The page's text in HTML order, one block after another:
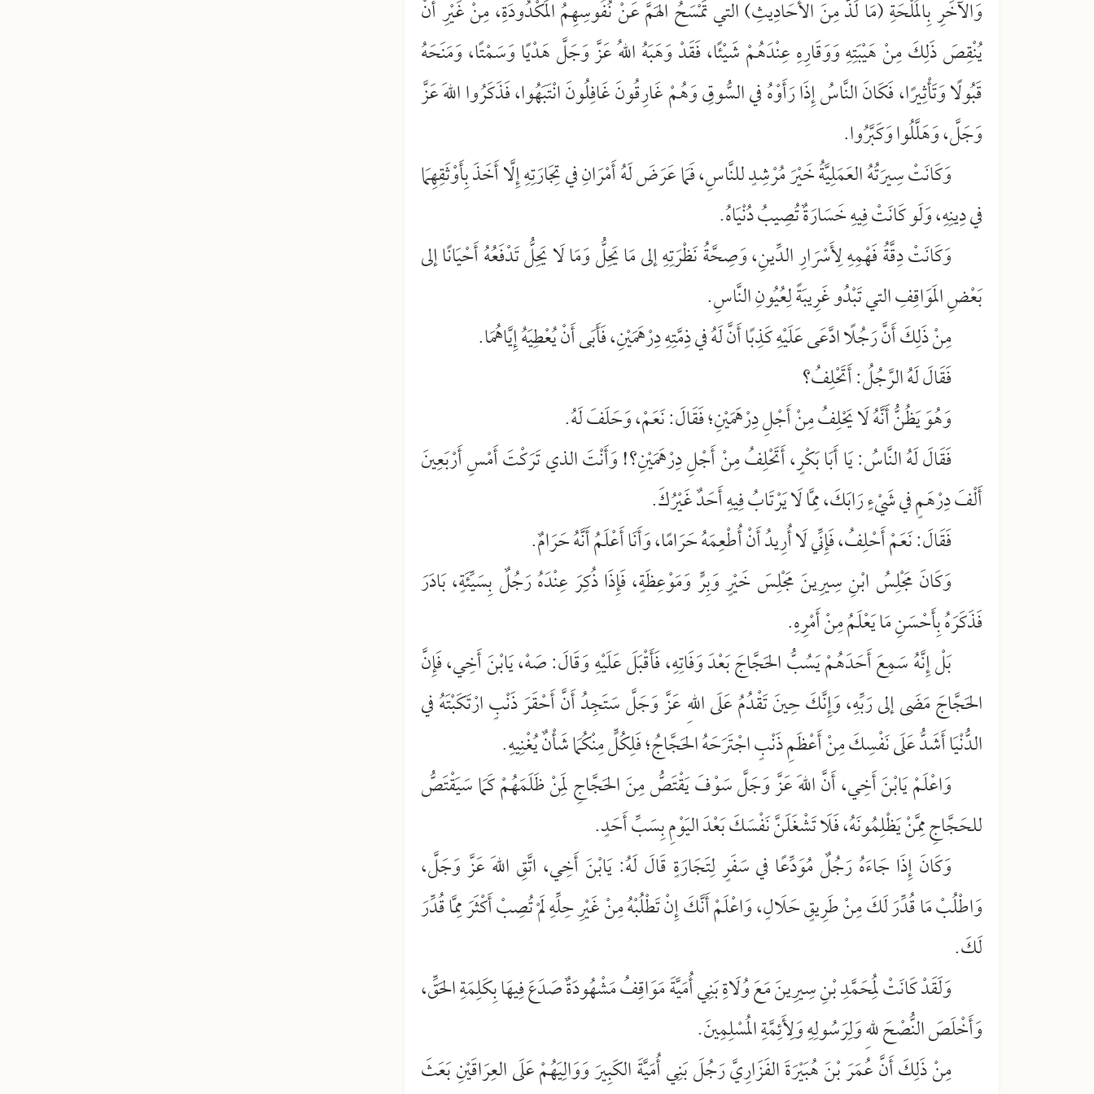
وَالآخَرِ بِالمُلْحَةِ (مَا لَذَّ مِنَ الأَحَادِيثِ) التي تَمْسَحُ الهَمَّ عَنْ نُفُوسِهِمُ المَكْدُودَةِ، مِنْ غَيْرِ أَنْ
يُنْقِصَ ذَلِكَ مِنْ هَيْبَتِهِ وَوَقَارِهِ عِنْدَهُمْ شَيْئًا، فَقَدْ وَهَبَهُ اللهُ عَزَّ وَجَلَّ هَدْيًا وَسَمْتًا، وَمَنَحَهُ
قَبُولًا وَتَأْثِيرًا، فَكَانَ النَّاسُ إِذَا رَأَوْهُ في السُّوقِ وَهُمْ غَارِقُونَ غَافِلُونَ انْتَبَهُوا، فَذَكَرُوا اللهَ عَزَّ
وَجَلَّ، وَهَلَّلُوا وَكَبَّرُوا.
وَكَانَتْ سِيرَتُهُ العَمَلِيَّةُ خَيْرَ مُرْشِدٍ للنَّاسِ، فَمَا عَرَضَ لَهُ أَمْرَانِ في تِجَارَتِهِ إِلَّا أَخَذَ بِأَوْثَقِهِمَا
في دِينِهِ، وَلَو كَانَتْ فِيهِ خَسَارَةٌ تُصِيبُ دُنْيَاهُ.
وَكَانَتْ دِقَّةُ فَهْمِهِ لِأَسْرَارِ الدِّينِ، وَصِحَّةُ نَظْرَتِهِ إلى مَا يَحِلُّ وَمَا لَا يَحِلُّ تَدْفَعُهُ أَحْيَانًا إلى
بَعْضِ المَوَاقِفِ التي تَبْدُو غَرِيبَةً لِعُيُونِ النَّاسِ.
مِنْ ذَلِكَ أَنَّ رَجُلًا ادَّعَى عَلَيْهِ كَذِبًا أَنَّ لَهُ في ذِمَّتِهِ دِرْهَمَيْنِ، فَأَبَى أَنْ يُعْطِيَهُ إِيَّاهُمَا.
فَقَالَ لَهُ الرَّجُلُ: أَتَحْلِفُ؟
وَهُوَ يَظُنُّ أَنَّهُ لَا يَحْلِفُ مِنْ أَجْلِ دِرْهَمَيْنِ؛ فَقَالَ: نَعَمْ، وَحَلَفَ لَهُ.
فَقَالَ لَهُ النَّاسُ: يَا أَبَا بَكْرٍ، أَتَحْلِفُ مِنْ أَجْلِ دِرْهَمَيْنِ؟! وَأَنْتَ الذي تَرَكْتَ أَمْسِ أَرْبَعِينَ
أَلْفَ دِرْهَمٍ في شَيْءٍ رَابَكَ، مِمَّا لَا يَرْتَابُ فِيهِ أَحَدٌ غَيْرُكَ.
فَقَالَ: نَعَمْ أَحْلِفُ، فَإِنِّي لَا أُرِيدُ أَنْ أُطْعِمَهُ حَرَامًا، وَأَنَا أَعْلَمُ أَنَّهُ حَرَامٌ.
وَكَانَ مَجْلِسُ ابْنِ سِيرِينَ مَجْلِسَ خَيْرٍ وَبِرٍّ وَمَوْعِظَةٍ، فَإِذَا ذُكِرَ عِنْدَهُ رَجُلٌ بِسَيِّئَةٍ، بَادَرَ
فَذَكَرَهُ بِأَحْسَنِ مَا يَعْلَمُ مِنْ أَمْرِهِ.
بَلْ إِنَّهُ سَمِعَ أَحَدَهُمْ يَسُبُّ الحَجَّاجَ بَعْدَ وَفَاتِهِ، فَأَقْبَلَ عَلَيْهِ وَقَالَ: صَهْ، يَابْنَ أَخِي، فَإِنَّ
الحَجَّاجَ مَضَى إلى رَبِّهِ، وَإِنَّكَ حِينَ تَقْدُمُ عَلَى اللهِ عَزَّ وَجَلَّ سَتَجِدُ أَنَّ أَحْقَرَ ذَنْبٍ ارْتَكَبْتَهُ في
الدُّنْيَا أَشَدُّ عَلَى نَفْسِكَ مِنْ أَعْظَمِ ذَنْبٍ اجْتَرَحَهُ الحَجَّاجُ؛ فَلِكُلٍّ مِنْكُمَا شَأْنٌ يُغْنِيهِ.
وَاعْلَمْ يَابْنَ أَخِي، أَنَّ اللهَ عَزَّ وَجَلَّ سَوْفَ يَقْتَصُّ مِنَ الحَجَّاجِ لِمَنْ ظَلَمَهُمْ كَمَا سَيَقْتَصُّ
للحَجَّاجِ مِمَّنْ يَظْلِمُونَهُ، فَلَا تَشْغَلَنَّ نَفْسَكَ بَعْدَ اليَوْمِ بِسَبِّ أَحَدٍ.
وَكَانَ إِذَا جَاءَهُ رَجُلٌ مُوَدِّعًا في سَفَرٍ لِتَجَارَةٍ قَالَ لَهُ: يَابْنَ أَخِي، اتَّقِ اللهَ عَزَّ وَجَلَّ،
وَاطْلُبْ مَا قُدِّرَ لَكَ مِنْ طَرِيقٍ حَلَالٍ، وَاعْلَمْ أَنَّكَ إِنْ تَطْلُبْهُ مِنْ غَيْرِ حِلِّهِ لَمْ تُصِبْ أَكْثَرَ مِمَّا قُدِّرَ
لَكَ.
وَلَقَدْ كَانَتْ لِمُحَمَّدِ بْنِ سِيرِينَ مَعَ وُلَاةِ بَنِي أُمَيَّةَ مَوَاقِفُ مَشْهُودَةٌ صَدَعَ فِيهَا بِكَلِمَةِ الحَقِّ،
وَأَخْلَصَ النُّصْحَ للهِ وَلِرَسُولِهِ وَلِأَئِمَّةِ المُسْلِمِينَ.
مِنْ ذَلِكَ أَنَّ عُمَرَ بْنَ هُبَيْرَةَ الفَزَارِيَّ رَجُلَ بَنِي أُمَيَّةَ الكَبِيرَ وَوَالِيَهُمْ عَلَى العِرَاقَيْنِ بَعَثَ